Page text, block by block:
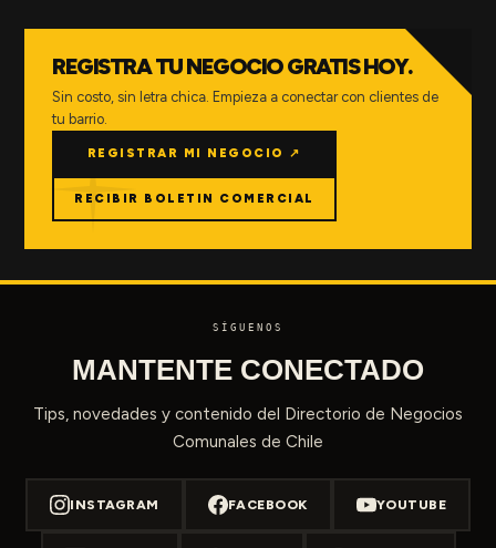
REGISTRA TU NEGOCIO GRATIS HOY.
Sin costo, sin letra chica. Empieza a conectar con clientes de
tu barrio.
REGISTRAR MI NEGOCIO ↗
RECIBIR BOLETIN COMERCIAL
SÍGUENOS
MANTENTE CONECTADO
Tips, novedades y contenido del Directorio de Negocios
Comunales de Chile
INSTAGRAM FACEBOOK YOUTUBE